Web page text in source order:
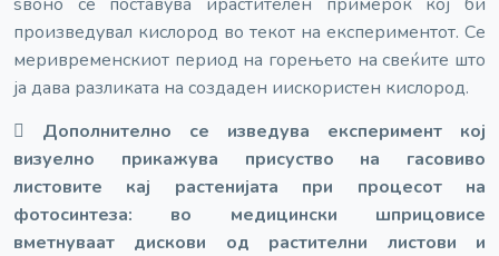
произведувал кислород во текот на експериментот. Се
меривременскиот период на горењето на свеќите што
ја дава разликата на создаден иискористен кислород.
 Дополнително се изведува експеримент кој
визуелно прикажува присуство на гасовиво
листовите кај растенијата при процесот на
фотосинтеза: во медицински шприцовисе
вметнуваат дискови од растителни листови и